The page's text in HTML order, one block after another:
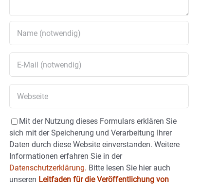
Mit der Nutzung dieses Formulars erklären Sie
sich mit der Speicherung und Verarbeitung Ihrer
Daten durch diese Website einverstanden. Weitere
Informationen erfahren Sie in der
Datenschutzerklärung. Bitte lesen Sie hier auch
unseren Leitfaden für die Veröffentlichung von